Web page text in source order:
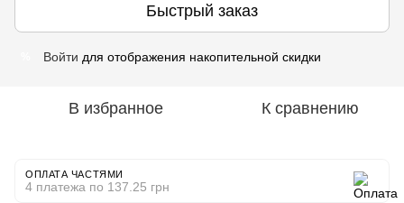
Быстрый заказ
Войти для отображения накопительной скидки
В избранное К сравнению
ОПЛАТА ЧАСТЯМИ
4 платежа по 137.25 грн